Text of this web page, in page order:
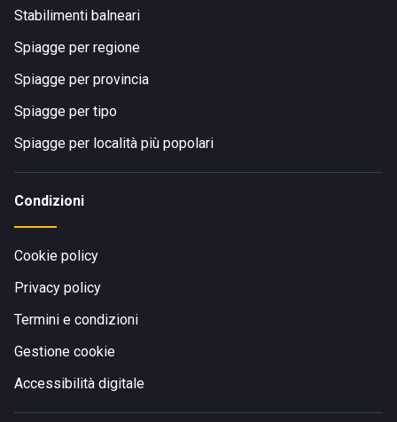
Stabilimenti balneari
Spiagge per regione
Spiagge per provincia
Spiagge per tipo
Spiagge per località più popolari
Condizioni
Cookie policy
Privacy policy
Termini e condizioni
Gestione cookie
Accessibilità digitale